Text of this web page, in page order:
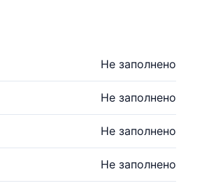
Не заполнено
Не заполнено
Не заполнено
Не заполнено